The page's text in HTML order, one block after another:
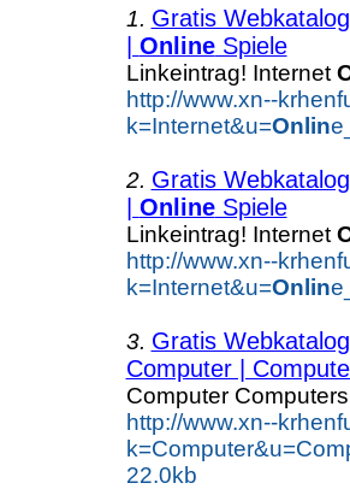
1. Gratis
OnlineSpiele
Linkeintrag! Internet
http://www.xn--
k=Internet&u=Onlin
2. Gratis
OnlineSpiele
Linkeintrag! Internet
http://www.xn--
k=Internet&u=Onlin
3. Gratis
Computer |
Computer
http://www.xn--
22.0kb